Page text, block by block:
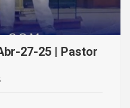
27-25 | Pastor